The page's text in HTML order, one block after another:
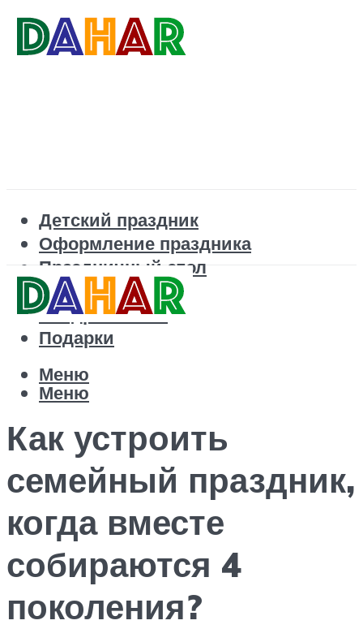
Детский праздник
Оформление праздника
Праздничный стол
Корпоратив
Поздравления
Подарки
Меню
Меню
Как устроить
семейный праздник,
когда вместе
собираются 4
поколения?